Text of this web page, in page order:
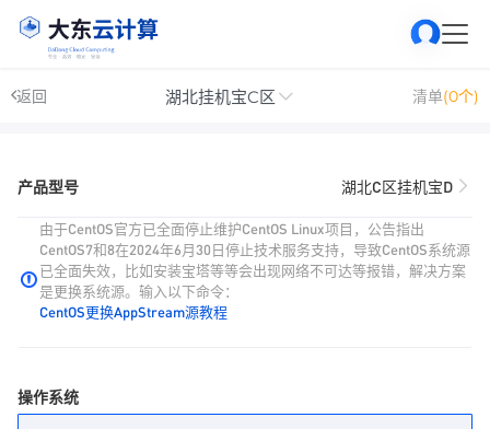
返回 湖北挂机宝C区 清单(0个)
产品型号 湖北C区挂机宝D
由于CentOS官方已全面停止维护CentOS Linux项目，公告指出
CentOS7和8在2024年6月30日停止技术服务支持，导致CentOS系统源
已全面失效，比如安装宝塔等等会出现网络不可达等报错，解决方案
是更换系统源。输入以下命令：
CentOS更换AppStream源教程
操作系统